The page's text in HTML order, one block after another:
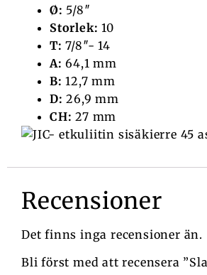
Ø: 5/8″
Storlek: 10
T: 7/8″- 14
A: 64,1 mm
B: 12,7 mm
D: 26,9 mm
CH: 27 mm
Recensioner
Det finns inga recensioner än.
Bli först med att recensera